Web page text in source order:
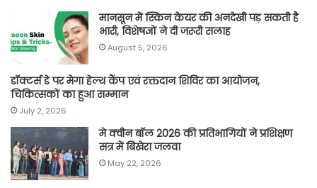
मानसून में स्किन केयर की अनदेखी पड़ सकती है
भारी, विशेषज्ञों ने दी जरूरी सलाह
August 5, 2026
डॉक्टर्स डे पर मेगा हेल्थ कैंप एवं रक्तदान शिविर का आयोजन,
चिकित्सकों का हुआ सम्मान
July 2, 2026
मे क्वीन बॉल 2026 की प्रतिभागियों ने प्रशिक्षण
सत्र में बिखेरा जलवा
May 22, 2026